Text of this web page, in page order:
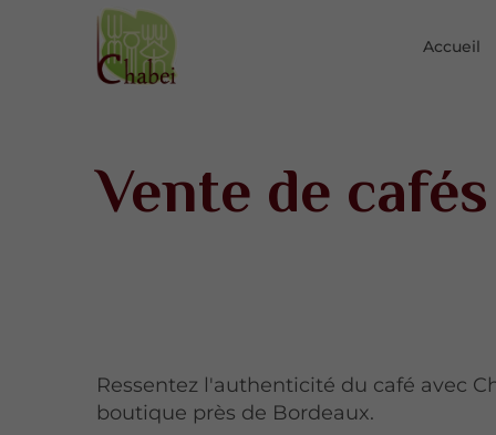
Accueil
Vente de
Ressentez l'authenticité du café avec
boutique près de Bordeaux.